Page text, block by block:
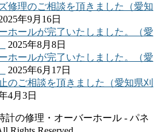
修理のご相談を頂きました（愛知
年9月16日
ホールが完了いたしました。（愛
2025年8月8日
ホールが完了いたしました。（愛
2025年6月17日
のご相談を頂きました（愛知県刈
4月3日
計の修理・オーバーホール - パネ